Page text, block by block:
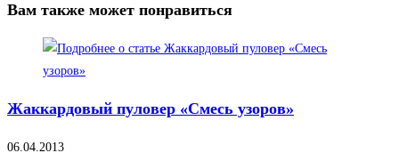
Вам также может понравиться
Жаккардовый пуловер «Смесь узоров»
06.04.2013